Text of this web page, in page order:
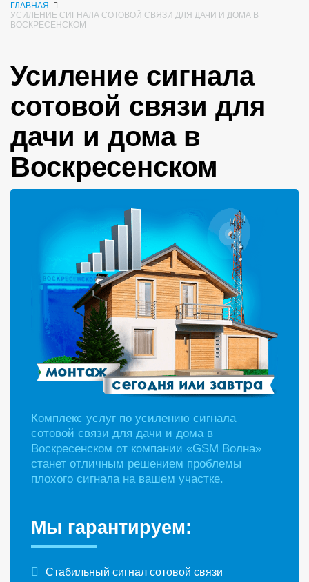
ГЛАВНАЯ
УСИЛЕНИЕ СИГНАЛА СОТОВОЙ СВЯЗИ ДЛЯ ДАЧИ И ДОМА В
ВОСКРЕСЕНСКОМ
Усиление сигнала
сотовой связи для
дачи и дома в
Воскресенском
Комплекс услуг по усилению сигнала
сотовой связи для дачи и дома в
Воскресенском от компании «GSM Волна»
станет отличным решением проблемы
плохого сигнала на вашем участке.
Мы гарантируем:
Стабильный сигнал сотовой связи